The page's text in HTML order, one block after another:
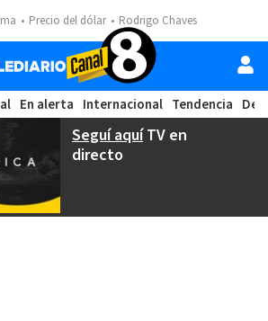
Precio del dólar Rodrigo Chaves
En alerta Internacional Tendencia
Seguí aquíTV en
directo